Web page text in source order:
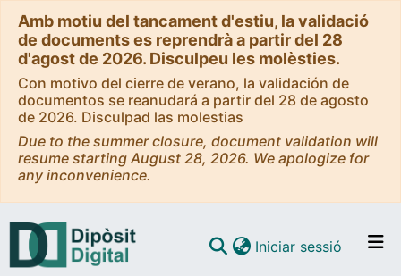
Amb motiu del tancament d'estiu, la validació
de documents es reprendrà a partir del 28
d'agost de 2026. Disculpeu les molèsties.
Con motivo del cierre de verano, la validación de
documentos se reanudará a partir del 28 de agosto
de 2026. Disculpad las molestias
Due to the summer closure, document validation will
resume starting August 28, 2026. We apologize for
any inconvenience.
Iniciar sessió (current)